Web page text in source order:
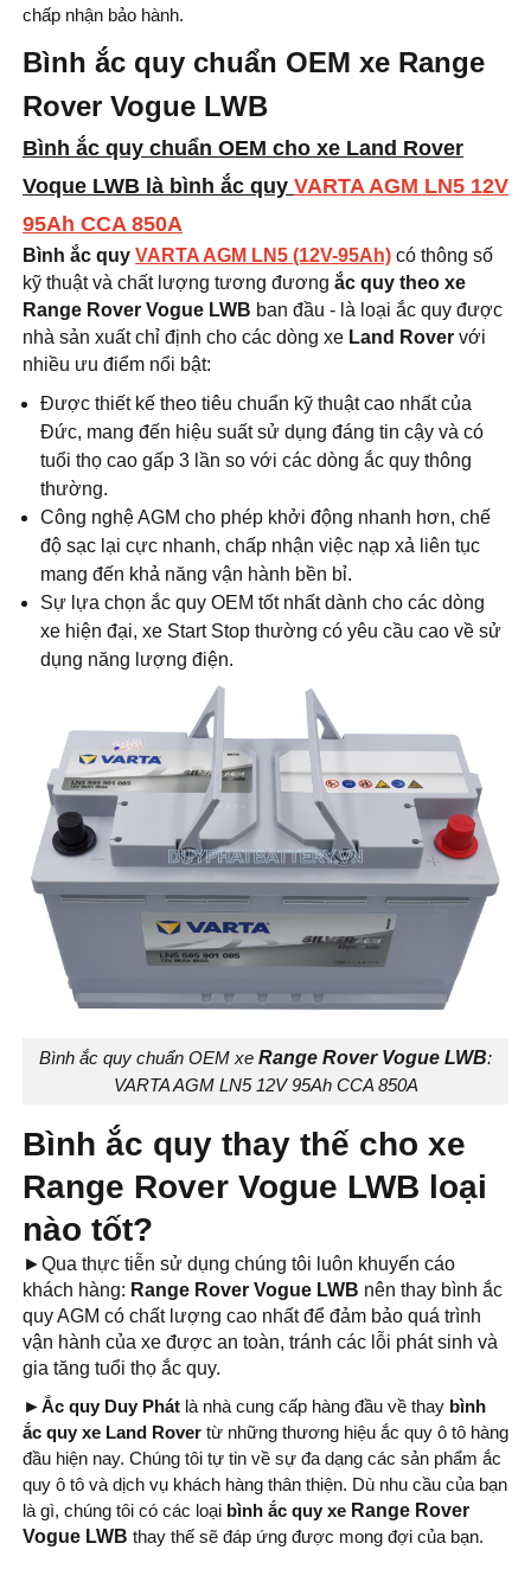
chấp nhận bảo hành.
Bình ắc quy chuẩn OEM xe Range
Rover Vogue LWB
Bình ắc quy chuẩn OEM cho xe Land Rover
Voque LWB là bình ắc quy VARTA AGM LN5 12V
95Ah CCA 850A
Bình ắc quy VARTA AGM LN5 (12V-95Ah) có thông số
kỹ thuật và chất lượng tương đương ắc quy theo xe
Range Rover Vogue LWB ban đầu - là loại ắc quy được
nhà sản xuất chỉ định cho các dòng xe Land Rover với
nhiều ưu điểm nổi bật:
Được thiết kế theo tiêu chuẩn kỹ thuật cao nhất của
Đức, mang đến hiệu suất sử dụng đáng tin cậy và có
tuổi thọ cao gấp 3 lần so với các dòng ắc quy thông
thường.
Công nghệ AGM cho phép khởi động nhanh hơn, chế
độ sạc lại cực nhanh, chấp nhận việc nạp xả liên tục
mang đến khả năng vận hành bền bỉ.
Sự lựa chọn ắc quy OEM tốt nhất dành cho các dòng
xe hiện đại, xe Start Stop thường có yêu cầu cao về sử
dụng năng lượng điện.
Bình ắc quy chuẩn OEM xe Range Rover Vogue LWB:
VARTA AGM LN5 12V 95Ah CCA 850A
Bình ắc quy thay thế cho xe
Range Rover Vogue LWB loại
nào tốt?
►Qua thực tiễn sử dụng chúng tôi luôn khuyến cáo
khách hàng: Range Rover Vogue LWB nên thay bình ắc
quy AGM có chất lượng cao nhất để đảm bảo quá trình
vận hành của xe được an toàn, tránh các lỗi phát sinh và
gia tăng tuổi thọ ắc quy.
►Ắc quy Duy Phát là nhà cung cấp hàng đầu về thay bình
ắc quy xe Land Rover từ những thương hiệu ắc quy ô tô hàng
đầu hiện nay. Chúng tôi tự tin về sự đa dạng các sản phẩm ắc
quy ô tô và dịch vụ khách hàng thân thiện. Dù nhu cầu của bạn
là gì, chúng tôi có các loại bình ắc quy xe Range Rover
Vogue LWB thay thế sẽ đáp ứng được mong đợi của bạn.